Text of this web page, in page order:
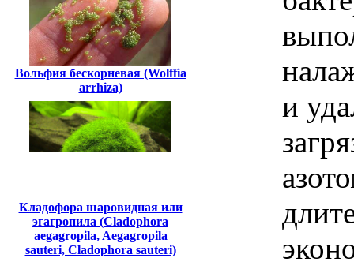
Вольфия бескорневая (Wolffia
arrhiza)
Кладофора шаровидная или
эгагропила (Cladophora
aegagropila, Aegagropila
sauteri, Cladophora sauteri)
и